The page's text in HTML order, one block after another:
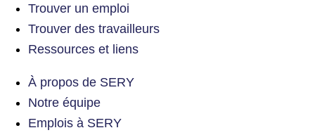
Trouver un emploi
Trouver des travailleurs
Ressources et liens
À propos de SERY
Notre équipe
Emplois à SERY